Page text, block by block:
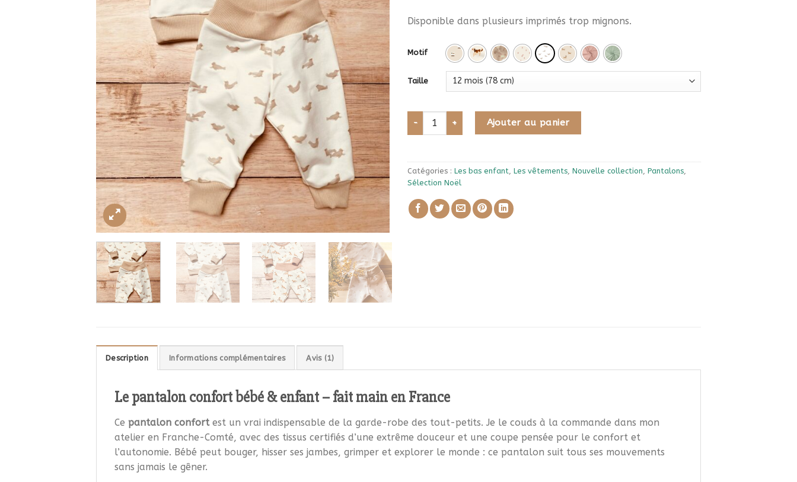
Disponible dans plusieurs imprimés trop mignons.
Motif
Taille
quantité de Pantalon confort mixte bébé/enfant
Ajouter au panier
Catégories : Les bas enfant Les vêtements Nouvelle collection Pantalons
Sélection Noël
Description Informations complémentaires Avis (1)
Le pantalon confort bébé & enfant – fait main en France
Ce pantalon confortest un vrai indispensable de la garde-robe des tout-petits. Je le couds à la commande dans mon
atelier en Franche-Comté, avec des tissus certifiés d’une extrême douceur et une coupe pensée pour le confort et
l’autonomie. Bébé peut bouger, hisser ses jambes, grimper et explorer le monde : ce pantalon suit tous ses mouvements
sans jamais le gêner.